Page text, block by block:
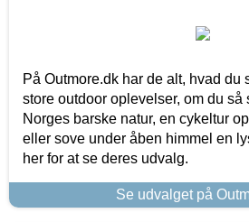
På Outmore.dk har de alt, hvad du
store outdoor oplevelser, om du så
Norges barske natur, en cykeltur
eller sove under åben himmel en
her for at se deres udvalg.
Se udvalget på